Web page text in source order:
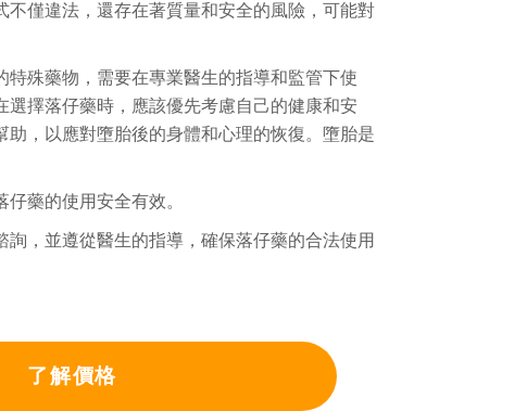
僅違法，還存在著質量和安全的風險，可能對
殊藥物，需要在專業醫生的指導和監管下使
擇落仔藥時，應該優先考慮自己的健康和安
，以應對墮胎後的身體和心理的恢復。墮胎是
藥的使用安全有效。
，並遵從醫生的指導，確保落仔藥的合法使用
了解價格